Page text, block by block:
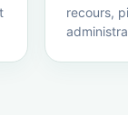
recours,